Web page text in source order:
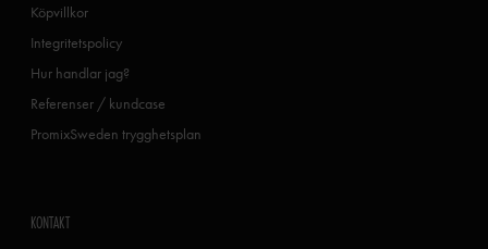
Köpvillkor
Integritetspolicy
Hur handlar jag?
Referenser / kundcase
PromixSweden trygghetsplan
KONTAKT